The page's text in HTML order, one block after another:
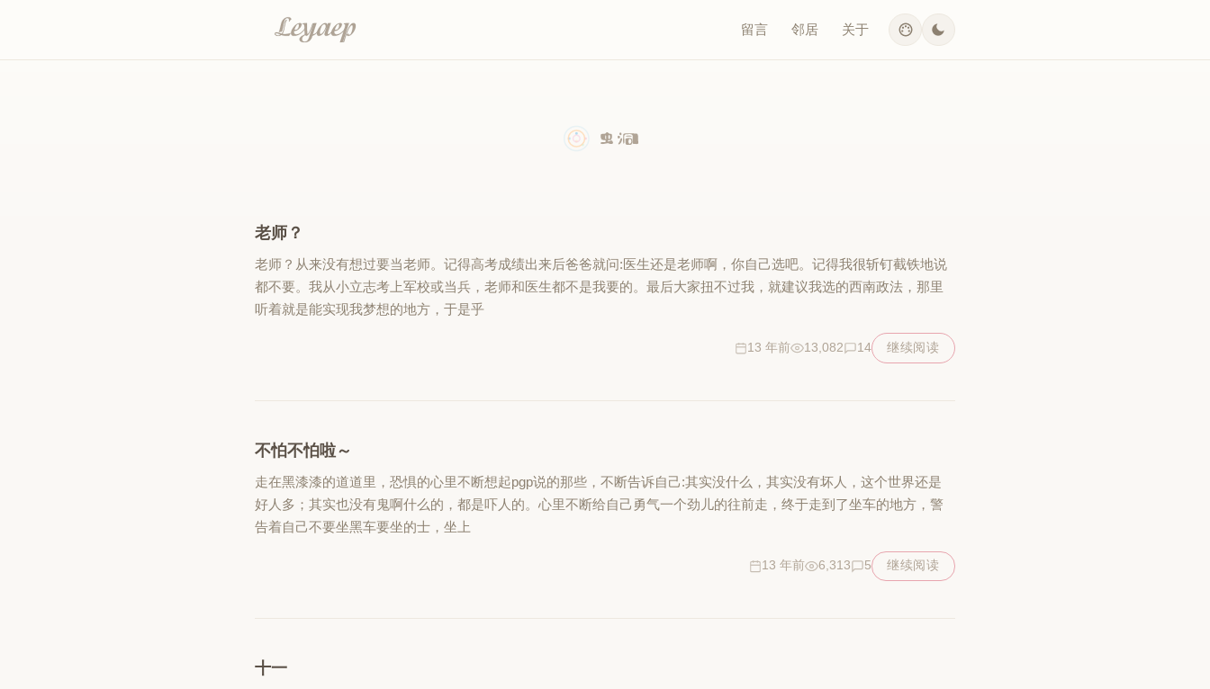
留言 邻居 关于
老师？
老师？从来没有想过要当老师。记得高考成绩出来后爸爸就问:医生还是老师啊，你自己选吧。记得我很斩钉截铁地说
都不要。我从小立志考上军校或当兵，老师和医生都不是我要的。最后大家扭不过我，就建议我选的西南政法，那里
听着就是能实现我梦想的地方，于是乎
13 年前 13,082 14 继续阅读
不怕不怕啦～
走在黑漆漆的道道里，恐惧的心里不断想起pgp说的那些，不断告诉自己:其实没什么，其实没有坏人，这个世界还是
好人多；其实也没有鬼啊什么的，都是吓人的。心里不断给自己勇气一个劲儿的往前走，终于走到了坐车的地方，警
告着自己不要坐黑车要坐的士，坐上
13 年前 6,313 5 继续阅读
十一